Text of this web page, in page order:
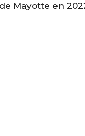
Mayotte en